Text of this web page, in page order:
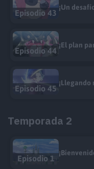
Episodio 43
¡Un
Episodio 44
¡El plan
Episodio 45
¡Llegando
Temporada 2
Episodio 1